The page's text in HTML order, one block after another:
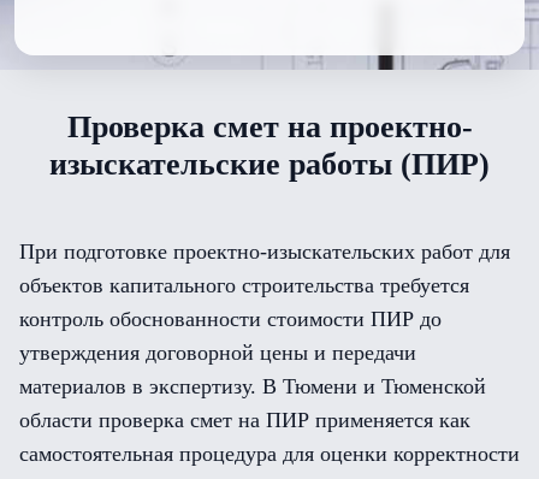
Проверка смет на проектно-
изыскательские работы (ПИР)
При подготовке проектно-изыскательских работ для
объектов капитального строительства требуется
контроль обоснованности стоимости ПИР до
утверждения договорной цены и передачи
материалов в экспертизу. В Тюмени и Тюменской
области проверка смет на ПИР применяется как
самостоятельная процедура для оценки корректности